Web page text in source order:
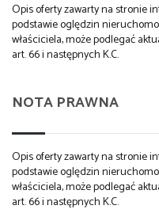
Opis oferty zawarty na stronie
podstawie oględzin
właściciela, może podlegać
art. 66 i następnych K.C.
NOTA PRAWNA
Opis oferty zawarty na stronie
podstawie oględzin
właściciela, może podlegać
art. 66 i następnych K.C.